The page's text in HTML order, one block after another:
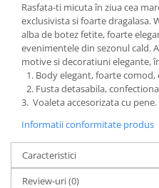
Rasfata-ti micuta în ziua cea
exclusivista si foarte dragalasa.
alba de botez fetite, foarte
evenimentele din sezonul cald.
motive si decoratiuni elegante,
Body elegant, foarte
Fusta detasabila,
3. Voaleta accesorizata cu pene.
Informatii conformitate produs
Caracteristici
Review-uri(0)